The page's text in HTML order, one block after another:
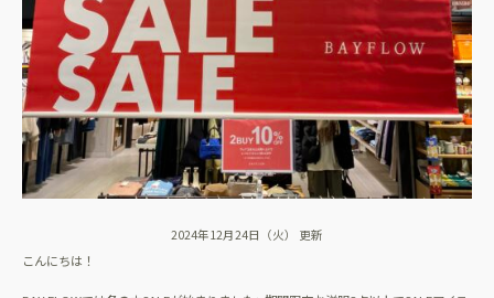
2024年12月24日（火） 更新
こんにちは！